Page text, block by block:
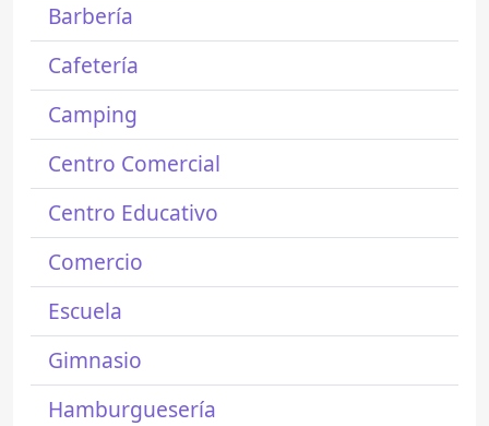
Barbería
Cafetería
Camping
Centro Comercial
Centro Educativo
Comercio
Escuela
Gimnasio
Hamburguesería